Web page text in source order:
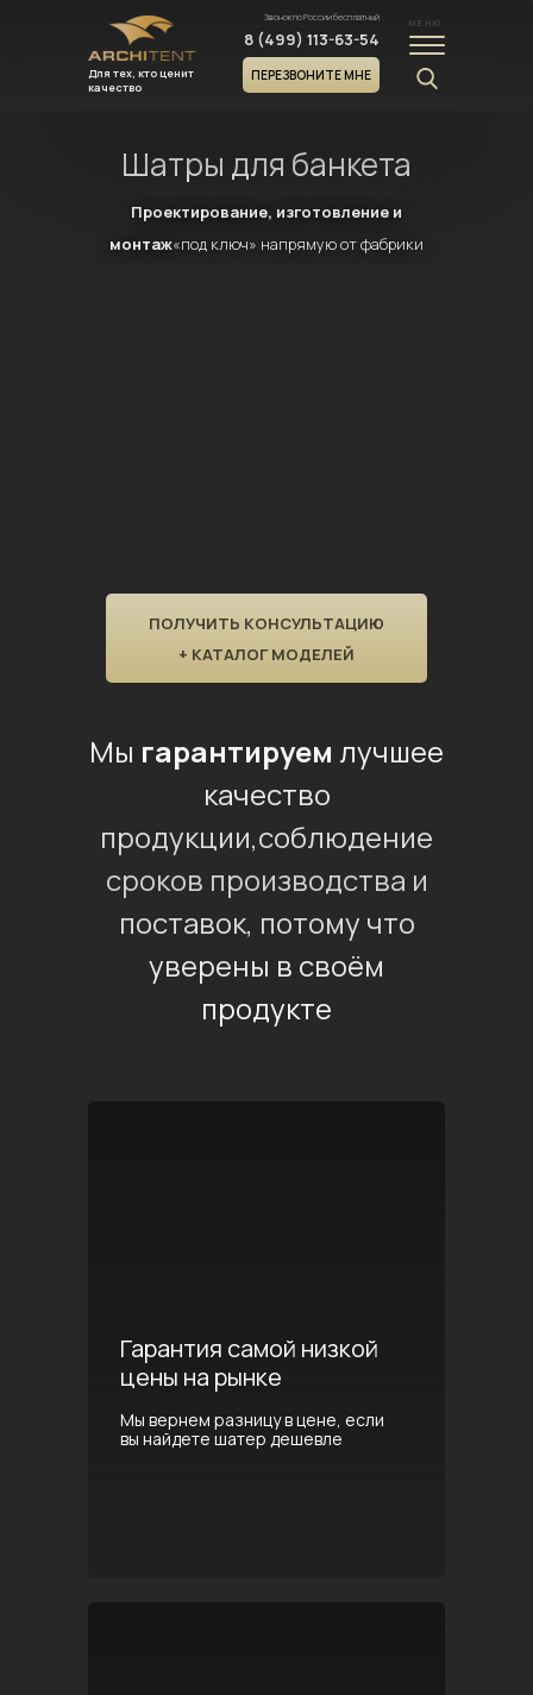
Для тех, кто ценит
качество
Звонок по России бесплатный
8 (499) 113-63-54
ПЕРЕЗВОНИТЕ МНЕ
МЕНЮ
Шатры для банкета
Проектирование, изготовление и
монтаж«под ключ» напрямую от фабрики
ПОЛУЧИТЬ КОНСУЛЬТАЦИЮ
+ КАТАЛОГ МОДЕЛЕЙ
Мы гарантируем лучшее
качество
продукции,соблюдение
сроков производства и
поставок, потому что
уверены в своём
продукте
Гарантия самой низкой
цены на рынке
Мы вернем разницу в цене, если
вы найдете шатер дешевле